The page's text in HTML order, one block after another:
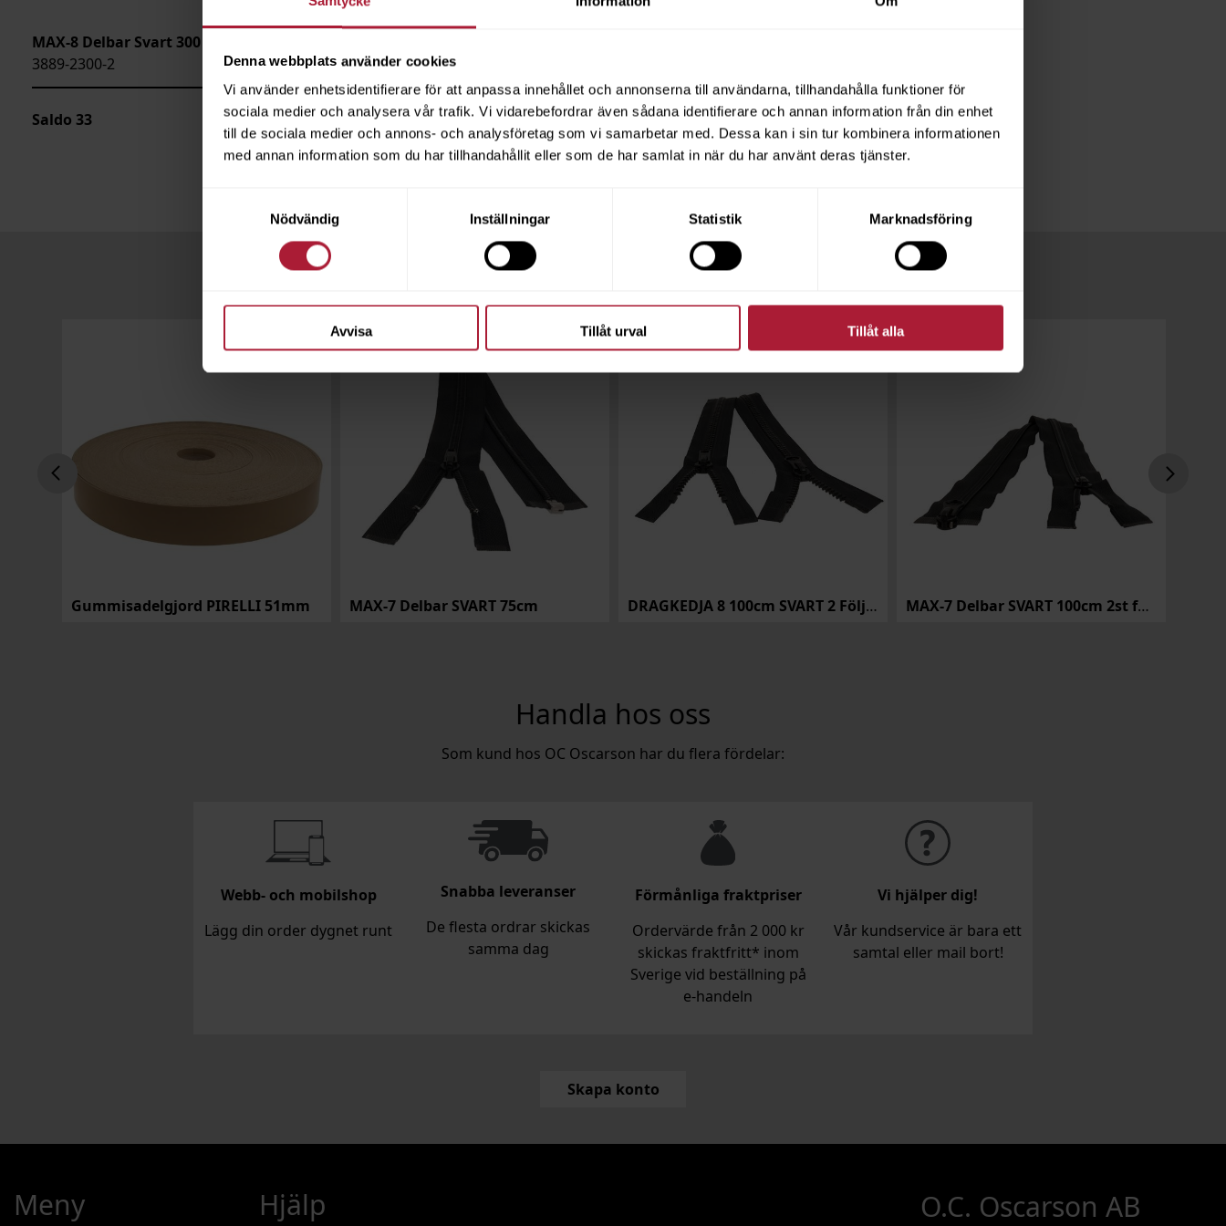
Denna webbplats använder cookies
Vi använder enhetsidentifierare för att anpassa innehållet och annonserna till användarna, tillhandahålla funktioner för
sociala medier och analysera vår trafik. Vi vidarebefordrar även sådana identifierare och annan information från din enhet
till de sociala medier och annons- och analysföretag som vi samarbetar med. Dessa kan i sin tur kombinera informationen
med annan information som du har tillhandahållit eller som de har samlat in när du har använt deras tjänster.
Nödvändig
Inställningar Statistik Marknadsföring
Avvisa Tillåt urval Tillåt alla
MAX-8 Delbar Svart 300 cm
3889-2300-2
Saldo 33
Gummisadelgjord PIRELLI 51mm MAX-7 Delbar SVART 75cm DRAGKEDJA 8 100cm SVART 2 Följare MAX-7 Delbar SVART 100cm 2st följare
Handla hos oss
Som kund hos OC Oscarson har du flera fördelar:
Webb- och mobilshop
Lägg din order dygnet runt
Snabba leveranser
De flesta ordrar skickas
samma dag
Förmånliga fraktpriser
Ordervärde från 2 000 kr
skickas fraktfritt* inom
Sverige vid beställning på
e‑handeln
Vi hjälper dig!
Vår kundservice är bara ett
samtal eller mail bort!
Skapa konto
O.C. Oscarson AB
Meny Hjälp